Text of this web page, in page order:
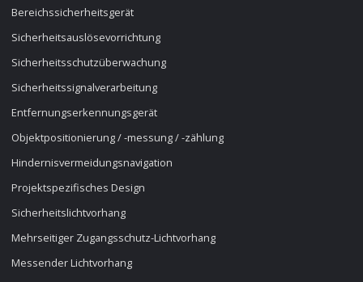
Bereichssicherheitsgerät
Sicherheitsauslösevorrichtung
Sicherheitsschutzüberwachung
Sicherheitssignalverarbeitung
Entfernungserkennungsgerät
Objektpositionierung / -messung / -zählung
Hindernisvermeidungsnavigation
Projektspezifisches Design
Sicherheitslichtvorhang
Mehrseitiger Zugangsschutz-Lichtvorhang
Messender Lichtvorhang